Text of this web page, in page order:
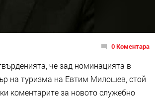
0 Коментара
че зад номинацията в
на туризма на Евтим Милошев, стой
коментарите за новото служебно